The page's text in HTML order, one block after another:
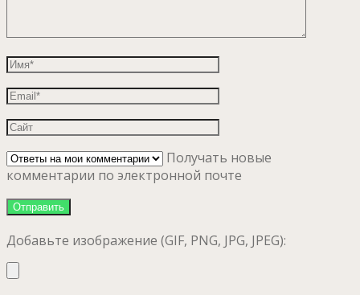
Получать новые
комментарии по электронной почте
Добавьте изображение (GIF, PNG, JPG, JPEG):